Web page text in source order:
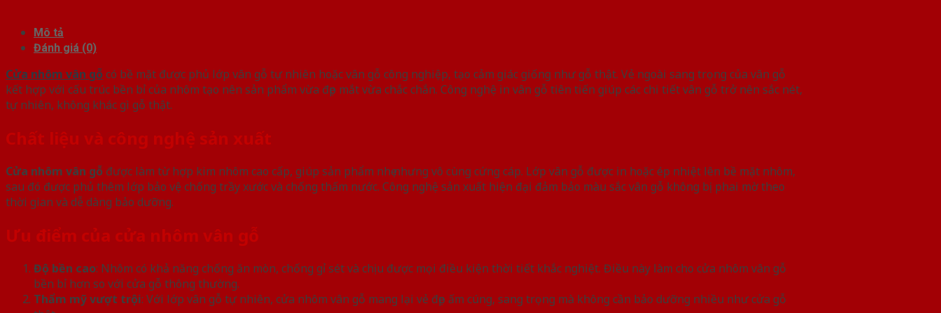
Mô tả
Đánh giá (0)
Cửa nhôm vân gỗcó bề mặt được phủ lớp vân gỗ tự nhiên hoặc vân gỗ công nghiệp, tạo cảm giác giống như gỗ thật. Vẻ ngoài sang trọng của vân gỗ
kết hợp với cấu trúc bền bỉ của nhôm tạo nên sản phẩm vừa đẹp mắt vừa chắc chắn. Công nghệ in vân gỗ tiên tiến giúp các chi tiết vân gỗ trở nên sắc nét,
tự nhiên, không khác gì gỗ thật.
Chất liệu và công nghệ sản xuất
Cửa nhôm vân gỗ được làm từ hợp kim nhôm cao cấp, giúp sản phẩm nhẹ nhưng vô cùng cứng cáp. Lớp vân gỗ được in hoặc ép nhiệt lên bề mặt nhôm,
sau đó được phủ thêm lớp bảo vệ chống trầy xước và chống thấm nước. Công nghệ sản xuất hiện đại đảm bảo màu sắc vân gỗ không bị phai mờ theo
thời gian và dễ dàng bảo dưỡng.
Ưu điểm của cửa nhôm vân gỗ
Độ bền cao: Nhôm có khả năng chống ăn mòn, chống gỉ sét và chịu được mọi điều kiện thời tiết khắc nghiệt. Điều này làm cho cửa nhôm vân gỗ
bền bỉ hơn so với cửa gỗ thông thường.
Thẩm mỹ vượt trội: Với lớp vân gỗ tự nhiên, cửa nhôm vân gỗ mang lại vẻ đẹp ấm cúng, sang trọng mà không cần bảo dưỡng nhiều như cửa gỗ